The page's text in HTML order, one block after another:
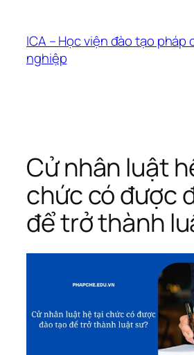
phầnICA – Học viện đào tạo pháp
nghiệp
Cử nhân luật
chức có được
để trở thành